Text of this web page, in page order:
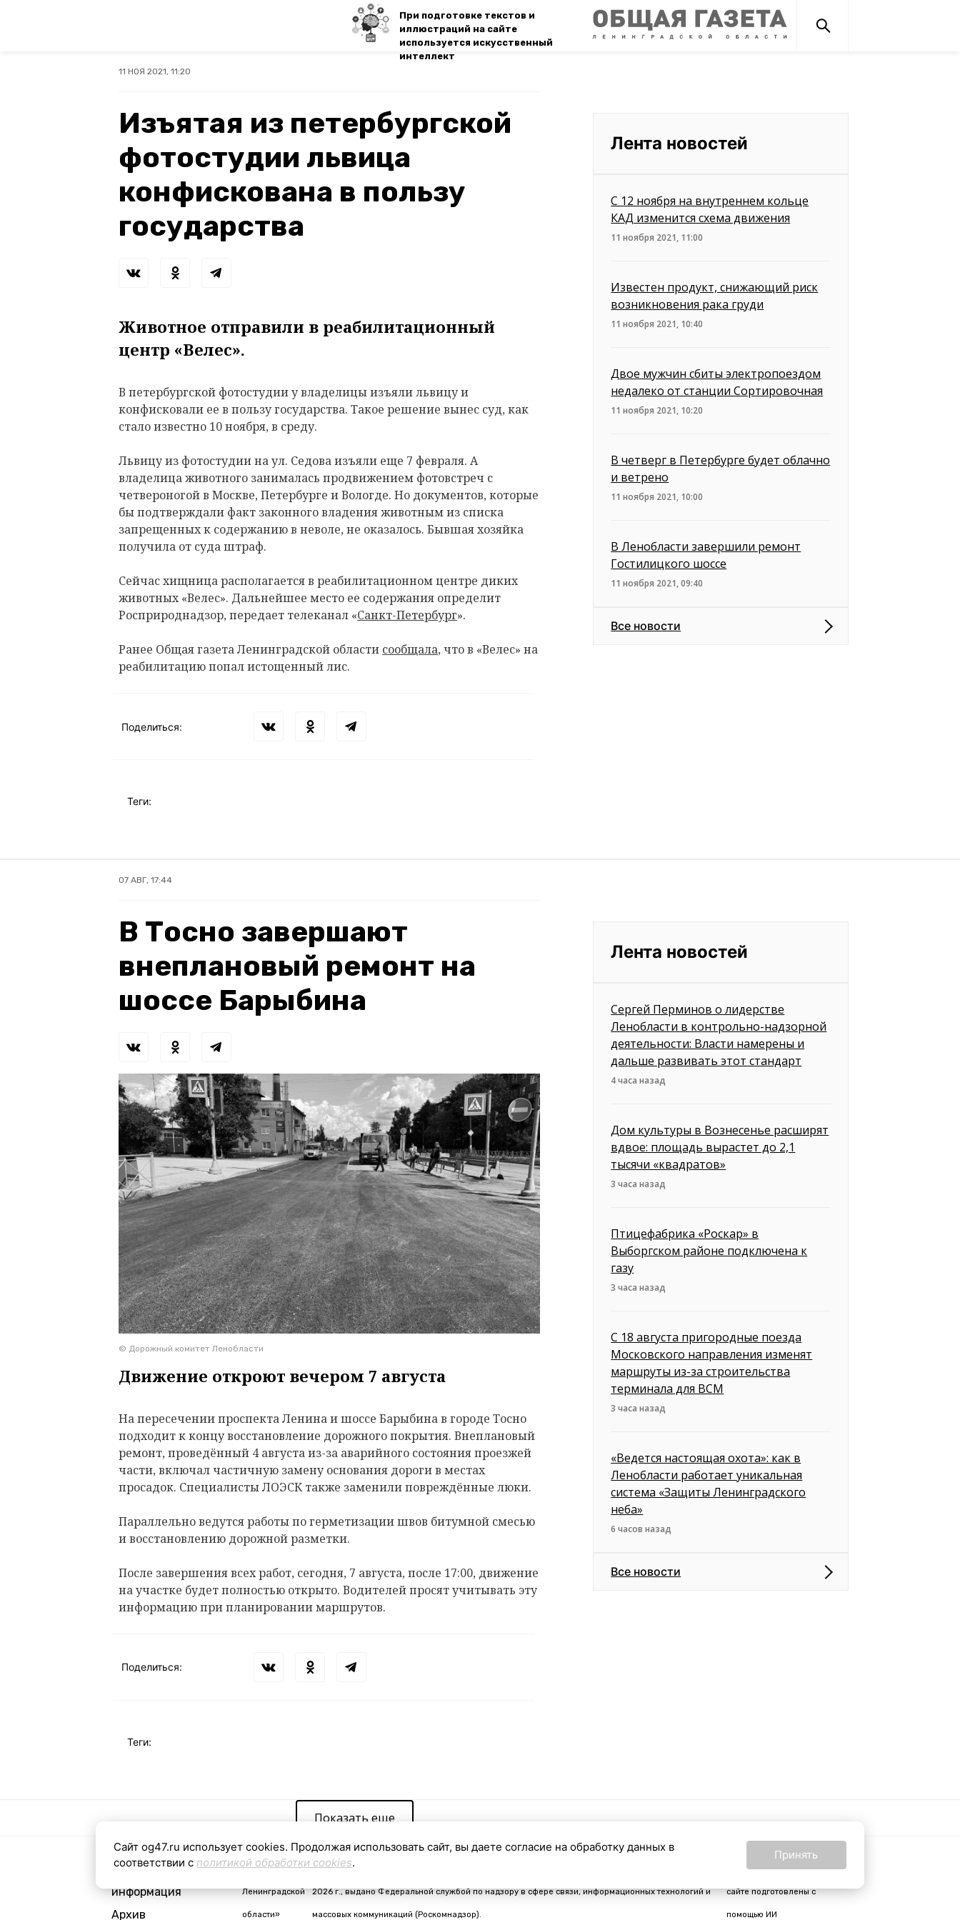
При подготовке текстов и
иллюстраций на сайте
используется искусственный
интеллект
11 НОЯ 2021, 11:20
Изъятая из петербургской
фотостудии львица
конфискована в пользу
государства
Животное отправили в реабилитационный
центр «Велес».
В петербургской фотостудии у владелицы изъяли львицу и
конфисковали ее в пользу государства. Такое решение вынес суд, как
стало известно 10 ноября, в среду.
Львицу из фотостудии на ул. Седова изъяли еще 7 февраля. А
владелица животного занималась продвижением фотовстреч с
четвероногой в Москве, Петербурге и Вологде. Но документов, которые
бы подтверждали факт законного владения животным из списка
запрещенных к содержанию в неволе, не оказалось. Бывшая хозяйка
получила от суда штраф.
Сейчас хищница располагается в реабилитационном центре диких
животных «Велес». Дальнейшее место ее содержания определит
Росприроднадзор, передает телеканал «Санкт-Петербург».
Ранее Общая газета Ленинградской области сообщала, что в «Велес» на
реабилитацию попал истощенный лис.
Поделиться:
Теги:
Лента новостей
С 12 ноября на внутреннем кольце
КАД изменится схема движения
11 ноября 2021, 11:00
Известен продукт, снижающий риск
возникновения рака груди
11 ноября 2021, 10:40
Двое мужчин сбиты электропоездом
недалеко от станции Сортировочная
11 ноября 2021, 10:20
В четверг в Петербурге будет облачно
и ветрено
11 ноября 2021, 10:00
В Ленобласти завершили ремонт
Гостилицкого шоссе
11 ноября 2021, 09:40
Все новости
07 АВГ, 17:44
В Тосно завершают
внеплановый ремонт на
шоссе Барыбина
© Дорожный комитет Ленобласти
Движение откроют вечером 7 августа
На пересечении проспекта Ленина и шоссе Барыбина в городе Тосно
подходит к концу восстановление дорожного покрытия. Внеплановый
ремонт, проведённый 4 августа из-за аварийного состояния проезжей
части, включал частичную замену основания дороги в местах
просадок. Специалисты ЛОЭСК также заменили повреждённые люки.
Параллельно ведутся работы по герметизации швов битумной смесью
и восстановлению дорожной разметки.
После завершения всех работ, сегодня, 7 августа, после 17:00, движение
на участке будет полностью открыто. Водителей просят учитывать эту
информацию при планировании маршрутов.
Поделиться:
Теги:
Лента новостей
Сергей Перминов о лидерстве
Ленобласти в контрольно-надзорной
деятельности: Власти намерены и
дальше развивать этот стандарт
4 часа назад
Дом культуры в Вознесенье расширят
вдвое: площадь вырастет до 2,1
тысячи «квадратов»
3 часа назад
Птицефабрика «Роскар» в
Выборгском районе подключена к
газу
3 часа назад
С 18 августа пригородные поезда
Московского направления изменят
маршруты из-за строительства
терминала для ВСМ
3 часа назад
«Ведется настоящая охота»: как в
Ленобласти работает уникальная
система «Защиты Ленинградского
неба»
6 часов назад
Все новости
Показать еще
Контактная
информация
Архив
«Общая газета
Ленинградской
области»
Свидетельство о регистрации средства массовой информации ЭЛ № ФС 77 - 91024 от 24 февраля
2026 г., выдано Федеральной службой по надзору в сфере связи, информационных технологий и
массовых коммуникаций (Роскомнадзор).
Все материалы на
сайте подготовлены с
помощью ИИ
16+
Сайт og47.ru использует cookies. Продолжая использовать сайт, вы даете согласие на обработку данных в
соответствии сполитикой обработки cookies.
Принять